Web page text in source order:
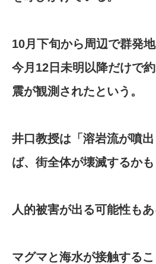
10月下旬から周辺で群発
今月12日未明以降だけで
震が観測されたという。
井口教授は「溶岩流が噴
ば、街全体が壊滅するかも
人的被害が出る可能性もあ
マグマと海水が接触する